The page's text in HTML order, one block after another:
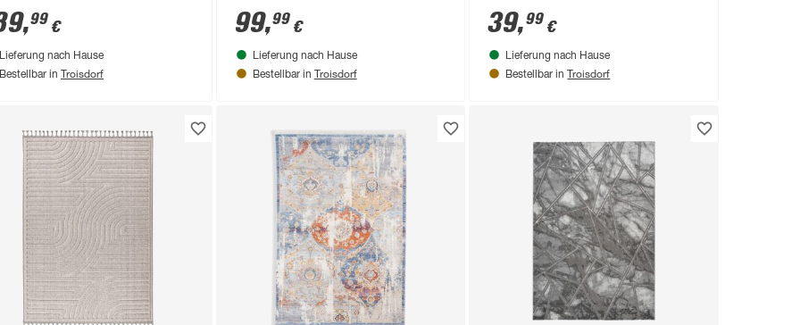
,99 €
Lieferung nach Hause
Bestellbar in Troisdorf
99,99€
Lieferung nach Hause
Bestellbar in Troisdorf
39,99 €
Lieferung nach Hause
Bestellbar in Troisdorf